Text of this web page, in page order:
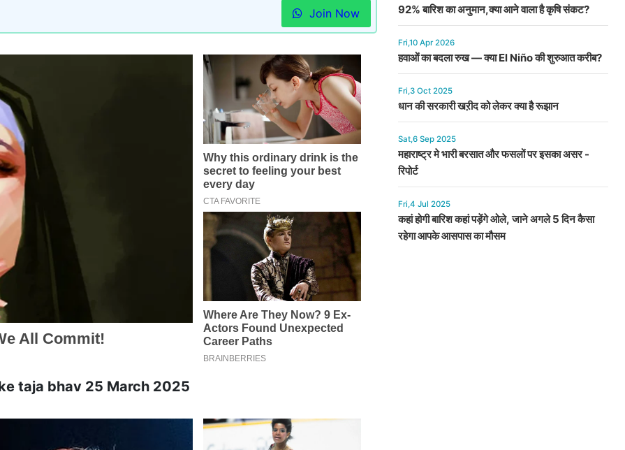
Join Now
ke taja bhav 25 March 2025
92% बारिश का अनुमान,क्या आने वाला है कृषि संकट?
Fri,10 Apr 2026
हवाओं का बदला रुख — क्या El Niño की शुरुआत करीब?
Fri,3 Oct 2025
धान की सरकारी खऱीद को लेकर क्या है रूझान
Sat,6 Sep 2025
महाराष्ट्र मे भारी बरसात और फसलों पर इसका असर -
रिपोर्ट
Fri,4 Jul 2025
कहां होगी बारिश कहां पड़ेंगे ओले, जाने अगले 5 दिन कैसा
रहेगा आपके आसपास का मौसम